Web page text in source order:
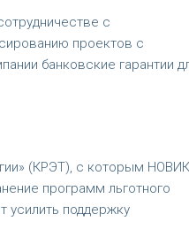
с
проектов с
банковские гарантии
(КРЭТ), с которым
программ льготного
усилить поддержку